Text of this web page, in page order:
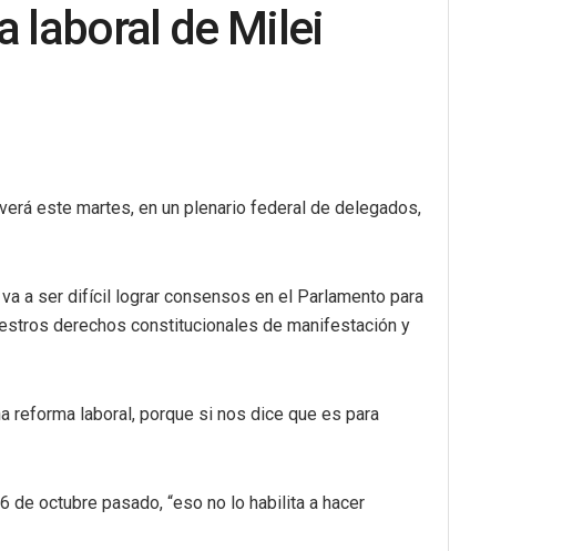
laboral de Milei
este martes, en un plenario federal de delegados,
a ser difícil lograr consensos en el Parlamento para
derechos constitucionales de manifestación y
reforma laboral, porque si nos dice que es para
octubre pasado, “eso no lo habilita a hacer